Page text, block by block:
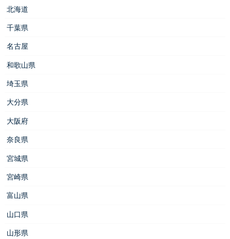
北海道
千葉県
名古屋
和歌山県
埼玉県
大分県
大阪府
奈良県
宮城県
宮崎県
富山県
山口県
山形県